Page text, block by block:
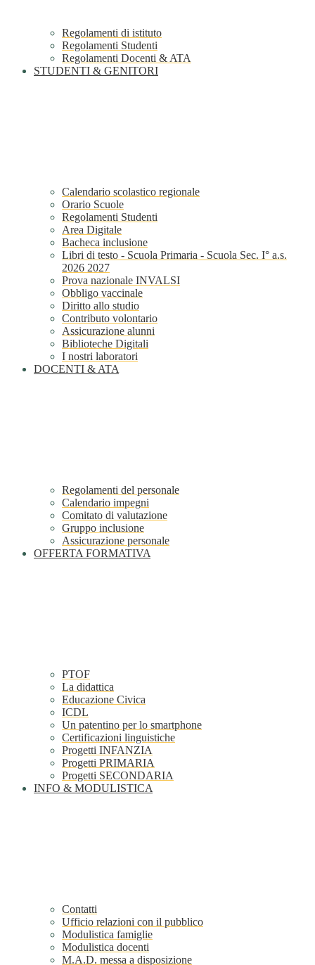
Regolamenti di istituto
Regolamenti Studenti
Regolamenti Docenti & ATA
STUDENTI & GENITORI
Calendario scolastico regionale
Orario Scuole
Regolamenti Studenti
Area Digitale
Bacheca inclusione
Libri di testo - Scuola Primaria - Scuola Sec. I° a.s.
2026 2027
Prova nazionale INVALSI
Obbligo vaccinale
Diritto allo studio
Contributo volontario
Assicurazione alunni
Biblioteche Digitali
I nostri laboratori
DOCENTI & ATA
Regolamenti del personale
Calendario impegni
Comitato di valutazione
Gruppo inclusione
Assicurazione personale
OFFERTA FORMATIVA
PTOF
La didattica
Educazione Civica
ICDL
Un patentino per lo smartphone
Certificazioni linguistiche
Progetti INFANZIA
Progetti PRIMARIA
Progetti SECONDARIA
INFO & MODULISTICA
Contatti
Ufficio relazioni con il pubblico
Modulistica famiglie
Modulistica docenti
M.A.D. messa a disposizione